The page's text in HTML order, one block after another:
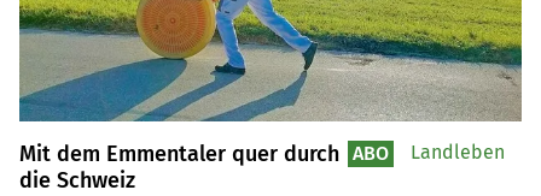
Mit dem Emmentaler quer durch
die Schweiz
ABO Landleben